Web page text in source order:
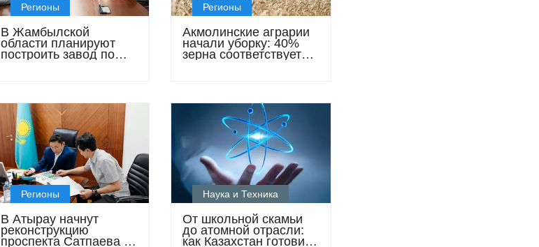
Регионы
В Жамбылской
области планируют
построить завод по
Регионы
Акмолинские аграрии
начали уборку: 40%
зерна соответствует
Регионы
В Атырау начнут
реконструкцию
проспекта Сатпаева и
Наука и Техника
От школьной скамьи
до атомной отрасли:
как Казахстан готовит